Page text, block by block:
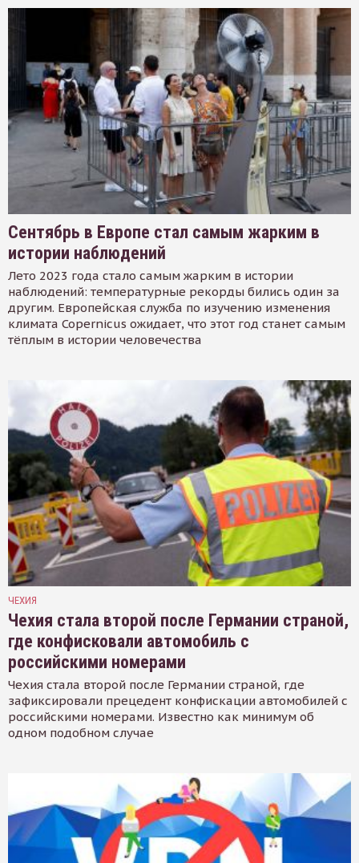
Сентябрь в Европе стал самым жарким в
истории наблюдений
Лето 2023 года стало самым жарким в истории
наблюдений: температурные рекорды бились один за
другим. Европейская служба по изучению изменения
климата Copernicus ожидает, что этот год станет самым
тёплым в истории человечества
ЧЕХИЯ
Чехия стала второй после Германии страной,
где конфисковали автомобиль с
российскими номерами
Чехия стала второй после Германии страной, где
зафиксировали прецедент конфискации автомобилей с
российскими номерами. Известно как минимум об
одном подобном случае